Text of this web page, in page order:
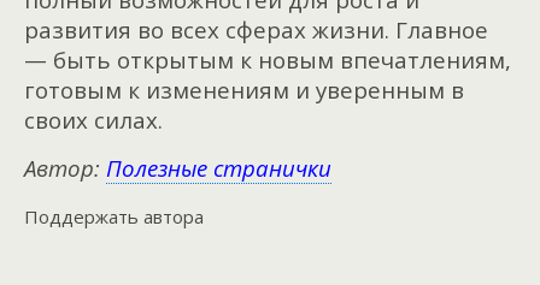
развития во всех сферах жизни. Главное
— быть открытым к новым впечатлениям,
готовым к изменениям и уверенным в
своих силах.
Автор: Полезные странички
Поддержать автора